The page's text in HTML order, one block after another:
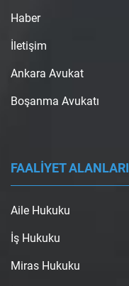
Haber
İletişim
Ankara Avukat
Boşanma Avukatı
FAALİYET ALANLARI
Aile Hukuku
İş Hukuku
Miras Hukuku